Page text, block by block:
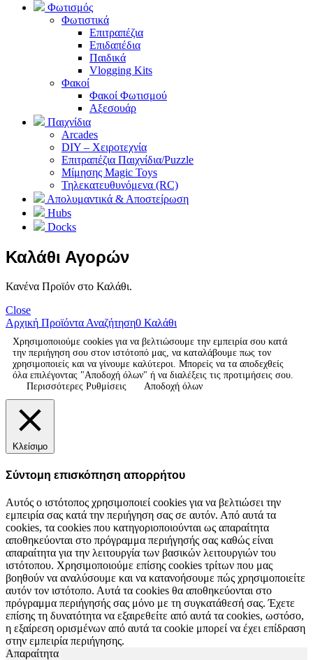
Φωτισμός
Φωτιστικά
Επιτραπέζια
Επιδαπέδια
Παιδικά
Vlogging Kits
Φακοί
Φακοί Φωτισμού
Αξεσουάρ
Παιχνίδια
Arcades
DIY – Χειροτεχνία
Επιτραπέζια Παιχνίδια/Puzzle
Μίμησης Magic Toys
Τηλεκατευθυνόμενα (RC)
Απολυμαντικά & Αποστείρωση
Hubs
Docks
Καλάθι Αγορών
Κανένα Προϊόν στο Καλάθι.
Close
Αρχική ΠροϊόνταΑναζήτηση0 Καλάθι
Χρησιμοποιούμε cookies για να βελτιώσουμε την εμπειρία σου κατά
την περιήγηση σου στον ιστότοπό μας, να καταλάβουμε πως τον
χρησιμοποιείς και να γίνουμε καλύτεροι. Μπορείς να τα αποδεχθείς
όλα επιλέγοντας "Αποδοχή όλων" ή να διαλέξεις τις προτιμήσεις σου.
Περισσότερες Ρυθμίσεις
Αποδοχή όλων
Κλείσιμο
Σύντομη επισκόπηση απορρήτου
Αυτός ο ιστότοπος χρησιμοποιεί cookies για να βελτιώσει την
εμπειρία σας κατά την περιήγηση σας σε αυτόν. Από αυτά τα
cookies, τα cookies που κατηγοριοποιούνται ως απαραίτητα
αποθηκεύονται στο πρόγραμμα περιήγησής σας καθώς είναι
απαραίτητα για την λειτουργία των βασικών λειτουργιών του
ιστότοπου. Χρησιμοποιούμε επίσης cookies τρίτων που μας
βοηθούν να αναλύσουμε και να κατανοήσουμε πώς χρησιμοποιείτε
αυτόν τον ιστότοπο. Αυτά τα cookies θα αποθηκεύονται στο
πρόγραμμα περιήγησής σας μόνο με τη συγκατάθεσή σας. Έχετε
επίσης τη δυνατότητα να εξαιρεθείτε από αυτά τα cookies, ωστόσο,
η εξαίρεση ορισμένων από αυτά τα cookie μπορεί να έχει επίδραση
στην εμπειρία περιήγησης.
Απαραίτητα